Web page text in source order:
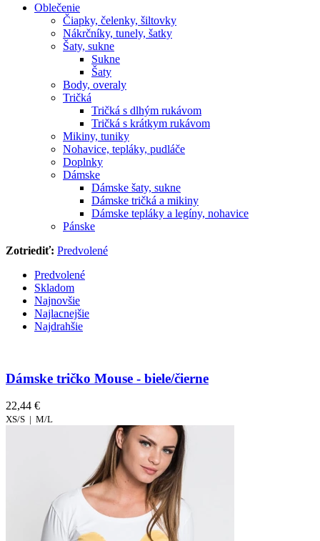
Oblečenie
Čiapky, čelenky, šiltovky
Nákrčníky, tunely, šatky
Šaty, sukne
Sukne
Šaty
Body, overaly
Tričká
Tričká s dlhým rukávom
Tričká s krátkym rukávom
Mikiny, tuniky
Nohavice, tepláky, pudláče
Doplnky
Dámske
Dámske šaty, sukne
Dámske tričká a mikiny
Dámske tepláky a legíny, nohavice
Pánske
Zotriediť: Predvolené
Predvolené
Skladom
Najnovšie
Najlacnejšie
Najdrahšie
Dámske tričko Mouse - biele/čierne
22,44 €
XS/S | M/L